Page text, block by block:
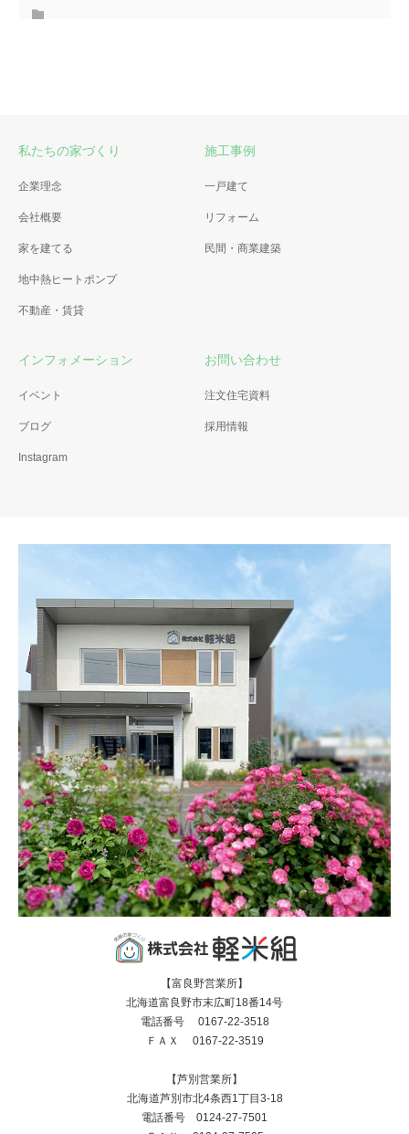
私たちの家づくり
企業理念
会社概要
家を建てる
地中熱ヒートポンプ
不動産・賃貸
施工事例
一戸建て
リフォーム
民間・商業建築
インフォメーション
イベント
ブログ
Instagram
お問い合わせ
注文住宅資料
採用情報
【富良野営業所】
北海道富良野市末広町18番14号
電話番号 0167-22-3518
ＦＡＸ 0167-22-3519
【芦別営業所】
北海道芦別市北4条西1丁目3-18
電話番号 0124-27-7501